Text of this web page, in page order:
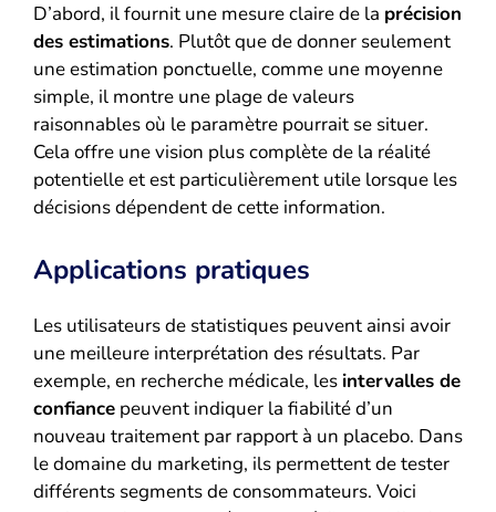
D’abord, il fournit une mesure claire de la précision
des estimations. Plutôt que de donner seulement
une estimation ponctuelle, comme une moyenne
simple, il montre une plage de valeurs
raisonnables où le paramètre pourrait se situer.
Cela offre une vision plus complète de la réalité
potentielle et est particulièrement utile lorsque les
décisions dépendent de cette information.
Applications pratiques
Les utilisateurs de statistiques peuvent ainsi avoir
une meilleure interprétation des résultats. Par
exemple, en recherche médicale, les intervalles de
confiance peuvent indiquer la fiabilité d’un
nouveau traitement par rapport à un placebo. Dans
le domaine du marketing, ils permettent de tester
différents segments de consommateurs. Voici